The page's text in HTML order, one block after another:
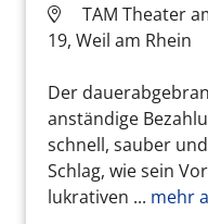
TAM Theater
19, Weil am Rhein
Der
anständige
schnell, sauber
Schlag, wie sein
lukrativen ... mehr